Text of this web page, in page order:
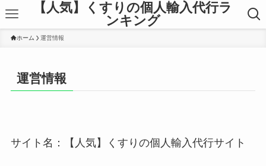
【人気】くすりの個人輸入代行ラ
ンキング
ホーム 運営情報
運営情報
サイト名：【人気】くすりの個人輸入代行サイト